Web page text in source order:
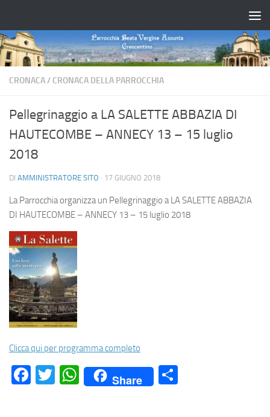
CRONACA/ CRONACA DELLA PARROCCHIA
Pellegrinaggio a LA SALETTE ABBAZIA DI
HAUTECOMBE – ANNECY 13 – 15 luglio
2018
DI AMMINISTRATORE SITO · 17 GIUGNO 2018
La Parrocchia organizza un Pellegrinaggio a LA SALETTE ABBAZIA
DI HAUTECOMBE – ANNECY 13 – 15 luglio 2018
Clicca qui per programma completo
Facebook
Twitter
WhatsApp
Share